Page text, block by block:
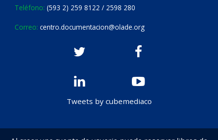
Teléfono: (593 2) 259 8122 / 2598 280
Correo: centro.documentacion@olade.org
Tweets by cubemediaco